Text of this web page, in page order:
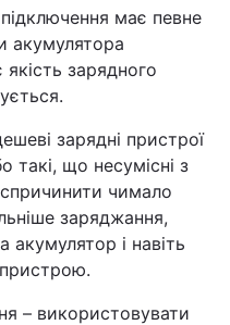
має певне
акумулятора
зарядного
зарядні пристрої
такі, що несумісні з
чимало
заряджання,
акумулятор і навіть
– використовувати